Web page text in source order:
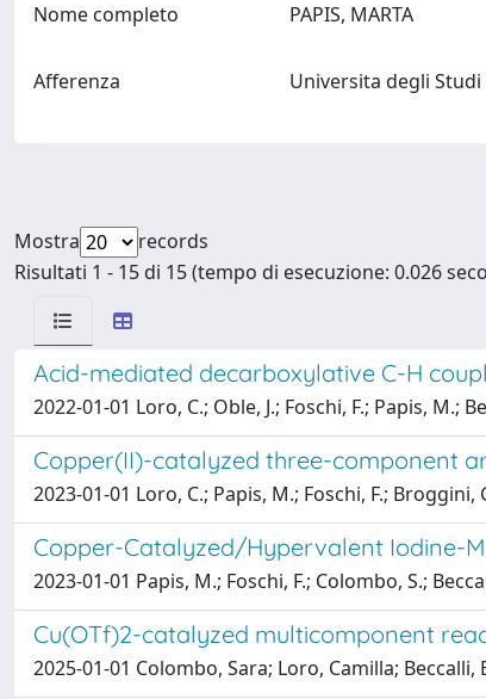
Nome completo PAPIS, MARTA
Afferenza Universita degli Studi
Mostra
records
Risultati 1 - 15 di 15 (tempo di esecuzione: 0.026
Acid-mediated decarboxylative C-H
2022-01-01 Loro, C.; Oble, J.; Foschi, F.; Papis, M.;
Copper(II)-catalyzed three-component
2023-01-01 Loro, C.; Papis, M.; Foschi, F.; Broggini,
Copper-Catalyzed/Hypervalent Iodine-
2023-01-01 Papis, M.; Foschi, F.; Colombo, S.;
Cu(OTf)2-catalyzed multicomponent
2025-01-01 Colombo, Sara; Loro, Camilla;